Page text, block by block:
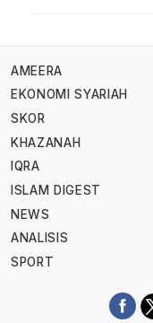
AMEERA
EKONOMI SYARIAH
SKOR
KHAZANAH
IQRA
ISLAM DIGEST
NEWS
ANALISIS
SPORT